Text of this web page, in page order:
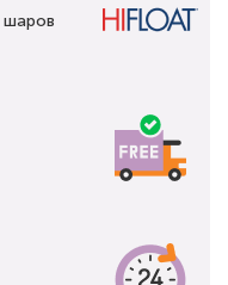
шаров